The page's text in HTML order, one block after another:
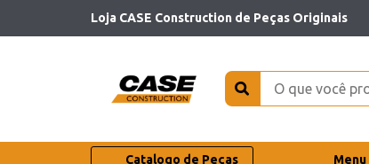
Loja CASE Construction de Peças Originais
Catalogo de Peças